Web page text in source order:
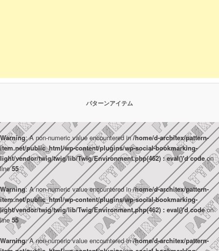
パターンアイテム
Warning: A non-numeric value encountered in/home/d-architex/pattern-
item.net/public_html/wp-content/plugins/wp-social-bookmarking-
light/vendor/twig/twig/lib/Twig/Environment.php(462) : eval()'d codeon
line55
Warning: A non-numeric value encountered in/home/d-architex/pattern-
item.net/public_html/wp-content/plugins/wp-social-bookmarking-
light/vendor/twig/twig/lib/Twig/Environment.php(462) : eval()'d codeon
line 55
Warning: A non-numeric value encountered in/home/d-architex/pattern-